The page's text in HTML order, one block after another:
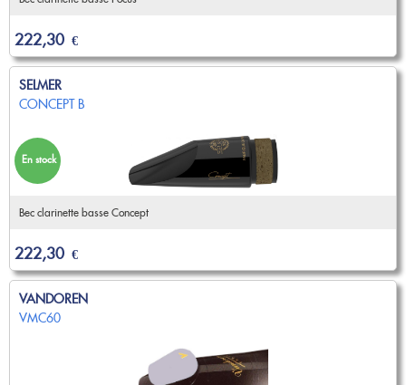
222,30 €
SELMER
CONCEPT B
Bec clarinette basse Concept
222,30 €
En stock
VANDOREN
VMC60